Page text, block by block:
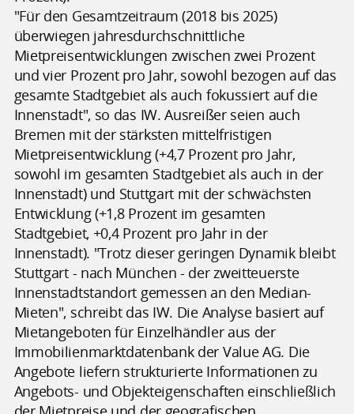
"Für den Gesamtzeitraum (2018 bis 2025)
überwiegen jahresdurchschnittliche
Mietpreisentwicklungen zwischen zwei Prozent
und vier Prozent pro Jahr, sowohl bezogen auf das
gesamte Stadtgebiet als auch fokussiert auf die
Innenstadt", so das IW. Ausreißer seien auch
Bremen mit der stärksten mittelfristigen
Mietpreisentwicklung (+4,7 Prozent pro Jahr,
sowohl im gesamten Stadtgebiet als auch in der
Innenstadt) und Stuttgart mit der schwächsten
Entwicklung (+1,8 Prozent im gesamten
Stadtgebiet, +0,4 Prozent pro Jahr in der
Innenstadt). "Trotz dieser geringen Dynamik bleibt
Stuttgart - nach München - der zweitteuerste
Innenstadtstandort gemessen an den Median-
Mieten", schreibt das IW. Die Analyse basiert auf
Mietangeboten für Einzelhändler aus der
Immobilienmarktdatenbank der Value AG. Die
Angebote liefern strukturierte Informationen zu
Angebots- und Objekteigenschaften einschließlich